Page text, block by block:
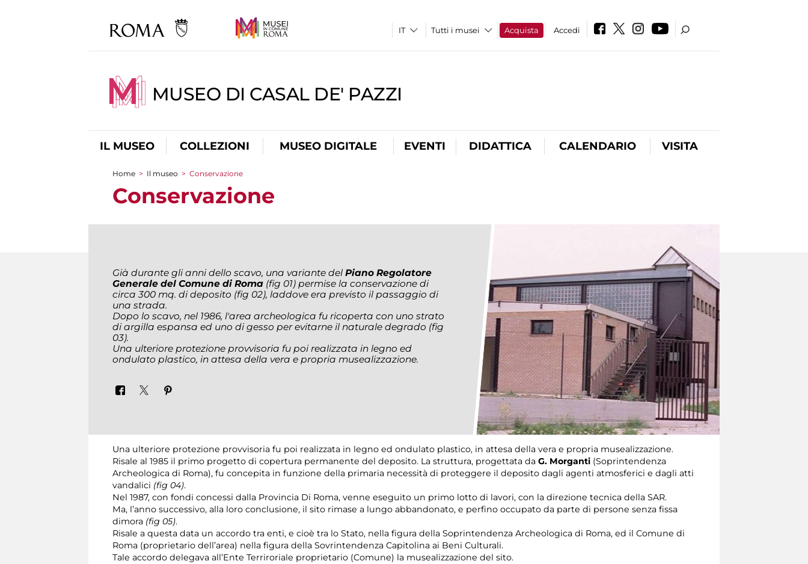
Tutti i musei Acquista Accedi
MUSEO DI CASAL DE' PAZZI
IL MUSEO COLLEZIONI MUSEO DIGITALE EVENTI DIDATTICA CALENDARIO VISITA
Tu sei qui
Home > Il museo > Conservazione
Conservazione
Già durante gli anni dello scavo, una variante del Piano Regolatore
Generale del Comune di Roma (fig 01) permise la conservazione di
circa 300 mq. di deposito (fig 02), laddove era previsto il passaggio di
una strada.
Dopo lo scavo, nel 1986, l'area archeologica fu ricoperta con uno strato
di argilla espansa ed uno di gesso per evitarne il naturale degrado (fig
03).
Una ulteriore protezione provvisoria fu poi realizzata in legno ed
ondulato plastico, in attesa della vera e propria musealizzazione.
Una ulteriore protezione provvisoria fu poi realizzata in legno ed ondulato plastico, in attesa della vera e propria musealizzazione.
Risale al 1985 il primo progetto di copertura permanente del deposito. La struttura, progettata da G. Morganti (Soprintendenza
Archeologica di Roma), fu concepita in funzione della primaria necessità di proteggere il deposito dagli agenti atmosferici e dagli atti
vandalici (fig 04).
Nel 1987, con fondi concessi dalla Provincia Di Roma, venne eseguito un primo lotto di lavori, con la direzione tecnica della SAR.
Ma, l’anno successivo, alla loro conclusione, il sito rimase a lungo abbandonato, e perfino occupato da parte di persone senza fissa
dimora (fig 05).
Risale a questa data un accordo tra enti, e cioè tra lo Stato, nella figura della Soprintendenza Archeologica di Roma, ed il Comune di
Roma (proprietario dell’area) nella figura della Sovrintendenza Capitolina ai Beni Culturali.
Tale accordo delegava all’Ente Terriroriale proprietario (Comune) la musealizzazione del sito.